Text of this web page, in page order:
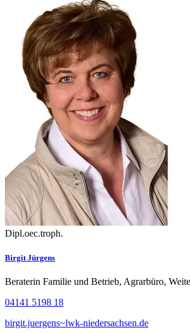
Dipl.oec.troph.
Birgit Jürgens
Beraterin Familie und Betrieb, Agrarbüro,
04141 5198 18
birgit.juergens~lwk-niedersachsen.de